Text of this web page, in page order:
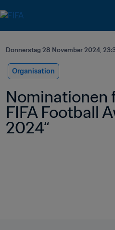
Donnerstag 28 November 2024,
Organisation
Nominationen
FIFA Football
2024“